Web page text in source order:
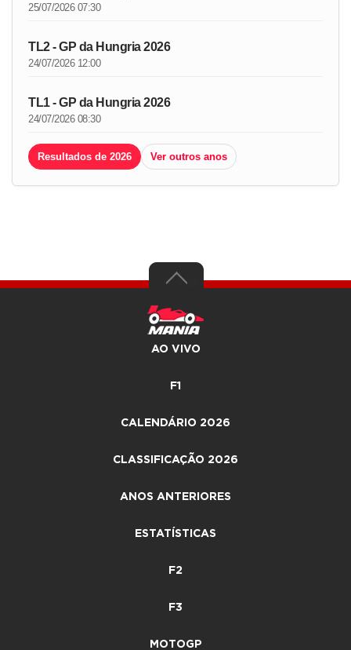
25/07/2026 07:30
TL2 - GP da Hungria 2026
24/07/2026 12:00
TL1 - GP da Hungria 2026
24/07/2026 08:30
Resultados de 2026 Ver outros anos
AO VIVO
F1
CALENDÁRIO 2026
CLASSIFICAÇÃO 2026
ANOS ANTERIORES
ESTATÍSTICAS
F2
F3
MOTOGP